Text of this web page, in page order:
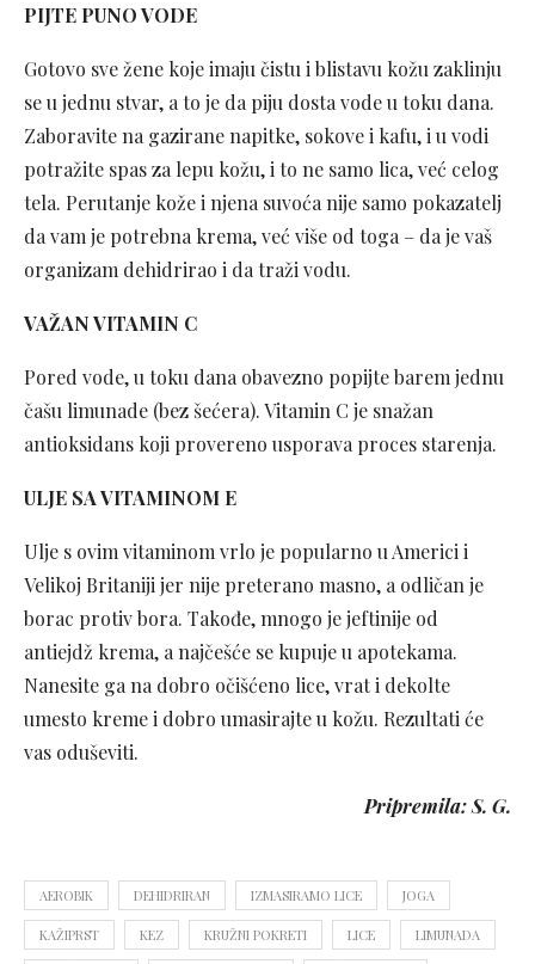
PIJTE PUNO VODE
Gotovo sve žene koje imaju čistu i blistavu kožu zaklinju
se u jednu stvar, a to je da piju dosta vode u toku dana.
Zaboravite na gazirane napitke, sokove i kafu, i u vodi
potražite spas za lepu kožu, i to ne samo lica, već celog
tela. Perutanje kože i njena suvoća nije samo pokazatelj
da vam je potrebna krema, već više od toga – da je vaš
organizam dehidrirao i da traži vodu.
VAŽAN VITAMIN C
Pored vode, u toku dana obavezno popijte barem jednu
čašu limunade (bez šećera). Vitamin C je snažan
antioksidans koji provereno usporava proces starenja.
ULJE SA VITAMINOM E
Ulje s ovim vitaminom vrlo je popularno u Americi i
Velikoj Britaniji jer nije preterano masno, a odličan je
borac protiv bora. Takođe, mnogo je jeftinije od
antiejdž krema, a najčešće se kupuje u apotekama.
Nanesite ga na dobro očišćeno lice, vrat i dekolte
umesto kreme i dobro umasirajte u kožu. Rezultati će
vas oduševiti.
Pripremila: S. G.
AEROBIK DEHIDRIRAN IZMASIRAMO LICE JOGA
KAŽIPRST KEZ KRUŽNI POKRETI LICE LIMUNADA